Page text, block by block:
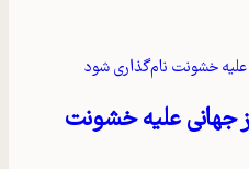
روز جهانی علیه خشونت